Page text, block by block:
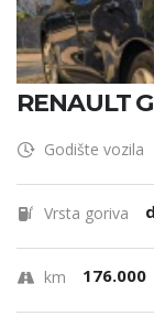
RENAULT
Godište vozila
Vrsta goriva
km 176.000